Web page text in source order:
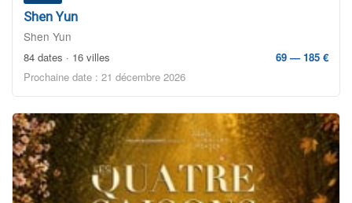
Shen Yun
Shen Yun
84 dates · 16 villes
69 — 185 €
Prochaine date : 21 décembre 2026